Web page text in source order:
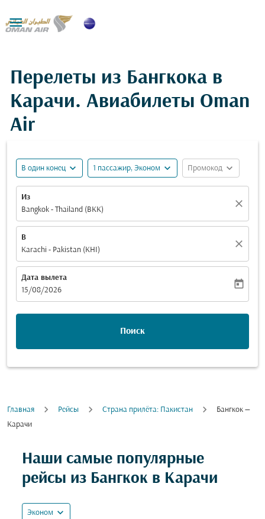

Перелеты из Бангкока в
Карачи. Авиабилеты Oman
Air
В один конец expand_more 1 пассажир, Эконом expand_more Промокод expand_more
Из
Bangkok - Thailand (BKK)
close
В
Karachi - Pakistan (KHI)
close
Дата вылета
fc-booking-departure-date-aria-label
15/08/2026
today
Поиск
Главная Рейсы Cтрана прилёта: Пакистан
Бангкок —
Карачи
Наши самые популярные
рейсы из Бангкок в Карачи
Эконом expand_more
Попробуйте обновить свой маршрут